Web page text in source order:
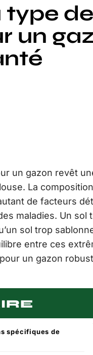
type
un
un gazon revêt
La
de facteurs
maladies. Un sol
sol trop
entre ces
un gazon
spécifiques de